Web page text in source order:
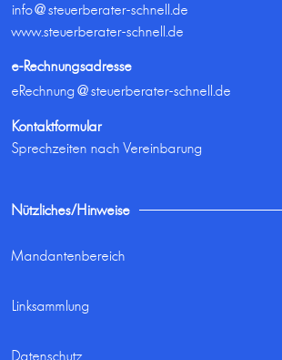
info@steuerberater-schnell.de
www.steuerberater-schnell.de
e-Rechnungsadresse
eRechnung@steuerberater-schnell.de
Kontaktformular
Sprechzeiten nach Vereinbarung
Nützliches/Hinweise
Mandantenbereich
Linksammlung
Datenschutz